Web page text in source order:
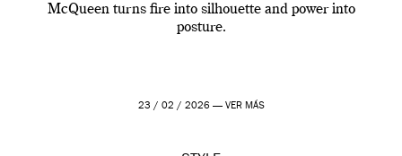
McQueen turns fire into silhouette and power into
posture.
23 / 02 / 2026 — VER MÁS